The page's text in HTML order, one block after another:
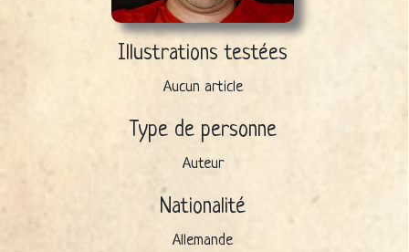
Illustrations testées
Aucun article
Type de personne
Auteur
Nationalité
Allemande